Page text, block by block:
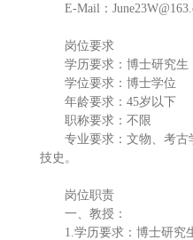
E-Mail：
岗位要求
学历要求：博士研究生
学位要求：博士学位
年龄要求：45岁以下
职称要求：不限
专业要求：文物、考
技史。
岗位职责
一、教授：
1.学历要求：博士研究